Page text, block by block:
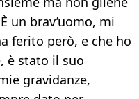
un brav’uomo, mi
ferito però, e che ho
è stato il suo
gravidanze,